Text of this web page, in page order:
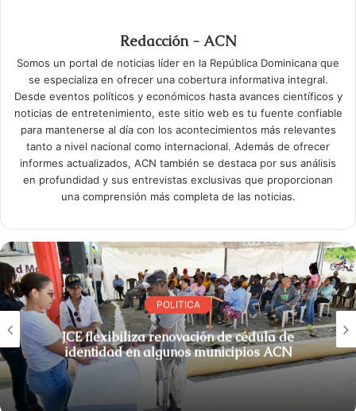
Redacción - ACN
Somos un portal de noticias líder en la República Dominicana que
se especializa en ofrecer una cobertura informativa integral.
Desde eventos políticos y económicos hasta avances científicos y
noticias de entretenimiento, este sitio web es tu fuente confiable
para mantenerse al día con los acontecimientos más relevantes
tanto a nivel nacional como internacional. Además de ofrecer
informes actualizados, ACN también se destaca por sus análisis
en profundidad y sus entrevistas exclusivas que proporcionan
una comprensión más completa de las noticias.
POLITICA
JCE flexibiliza renovación de cédula de
identidad en algunos municipios ACN